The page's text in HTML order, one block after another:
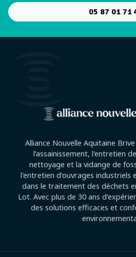
05 87 01 71
Alliance Nouvelle Aquitaine
l’assainissement, l'entretien
nettoyage et la vidange de
l'entretien d'ouvrages industriels
dans le traitement des déchets
Lot. Avec plus de 30 ans
des solutions efficaces et